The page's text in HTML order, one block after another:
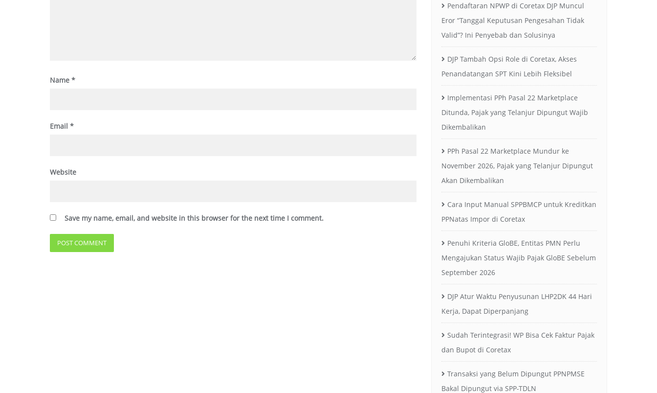
Name *
Email *
Website
Save my name, email, and website in this browser for the next time I comment.
Pendaftaran NPWP di Coretax DJP Muncul
Eror “Tanggal Keputusan Pengesahan Tidak
Valid”? Ini Penyebab dan Solusinya
DJP Tambah Opsi Role di Coretax, Akses
Penandatangan SPT Kini Lebih Fleksibel
Implementasi PPh Pasal 22 Marketplace
Ditunda, Pajak yang Telanjur Dipungut Wajib
Dikembalikan
PPh Pasal 22 Marketplace Mundur ke
November 2026, Pajak yang Telanjur Dipungut
Akan Dikembalikan
Cara Input Manual SPPBMCP untuk Kreditkan
PPNatas Impor di Coretax
Penuhi Kriteria GloBE, Entitas PMN Perlu
Mengajukan Status Wajib Pajak GloBE Sebelum
September 2026
DJP Atur Waktu Penyusunan LHP2DK 44 Hari
Kerja, Dapat Diperpanjang
Sudah Terintegrasi! WP Bisa Cek Faktur Pajak
dan Bupot di Coretax
Transaksi yang Belum Dipungut PPNPMSE
Bakal Dipungut via SPP-TDLN